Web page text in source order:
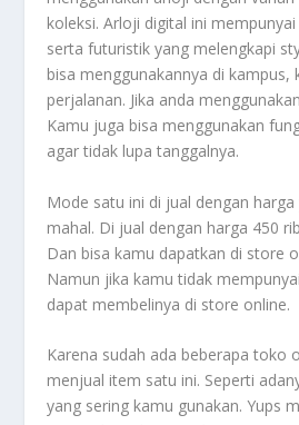
koleksi. Arloji digital ini
serta futuristik yang melengkapi
bisa menggunakannya di kampus,
perjalanan. Jika anda
Kamu juga bisa menggunakan
agar tidak lupa tanggalnya.
Mode satu ini di jual dengan
mahal. Di jual dengan harga 450
Dan bisa kamu dapatkan di store
Namun jika kamu tidak
dapat membelinya di store online.
Karena sudah ada beberapa toko
menjual item satu ini. Seperti
yang sering kamu gunakan. Yups